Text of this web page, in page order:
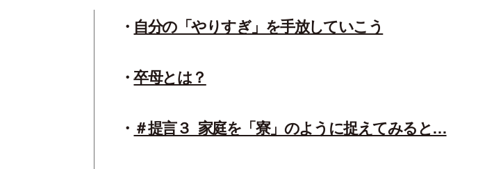
自分の「やりすぎ」を手放していこう
卒母とは？
＃提言３_家庭を「寮」のように捉えてみると…